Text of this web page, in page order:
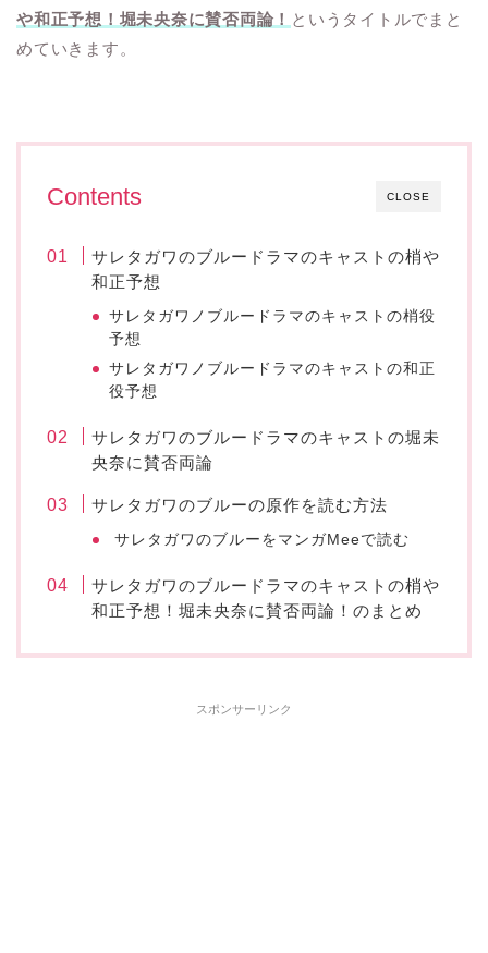
や和正予想！堀未央奈に賛否両論！ というタイトルでまと
めていきます。
CLOSE
Contents
サレタガワのブルードラマのキャストの梢や
和正予想
サレタガワノブルードラマのキャストの梢役
予想
サレタガワノブルードラマのキャストの和正
役予想
サレタガワのブルードラマのキャストの堀未
央奈に賛否両論
サレタガワのブルーの原作を読む方法
サレタガワのブルーをマンガMeeで読む
サレタガワのブルードラマのキャストの梢や
和正予想！堀未央奈に賛否両論！のまとめ
スポンサーリンク